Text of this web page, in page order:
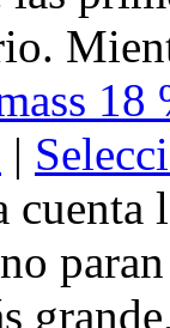
18
|